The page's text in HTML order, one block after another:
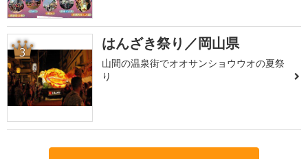
3 はんざき祭り／岡山県
山間の温泉街でオオサンショウウオの夏祭
り